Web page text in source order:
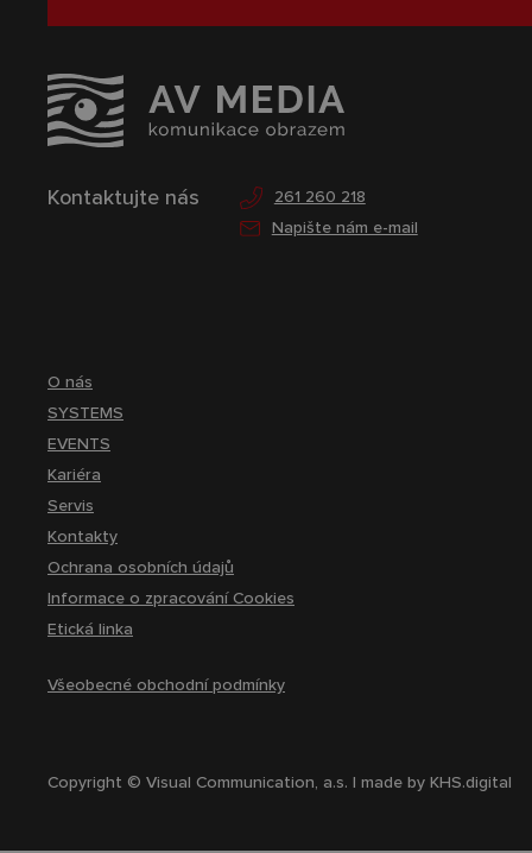
Kontaktujte nás
261 260 218
Napište nám e-mail
O nás
SYSTEMS
EVENTS
Kariéra
Servis
Kontakty
Ochrana osobních údajů
Informace o zpracování Cookies
Etická linka
Všeobecné obchodní podmínky
Copyright © Visual Communication, a.s. | made byKHS.digital